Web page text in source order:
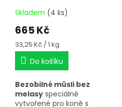
Skladem (4 ks)
665 Kč
Měrná
cena:
33,25 Kč / 1 kg
Do košíku
Bezobilné müsli bez
melasy speciálně
vytvořené pro koně s